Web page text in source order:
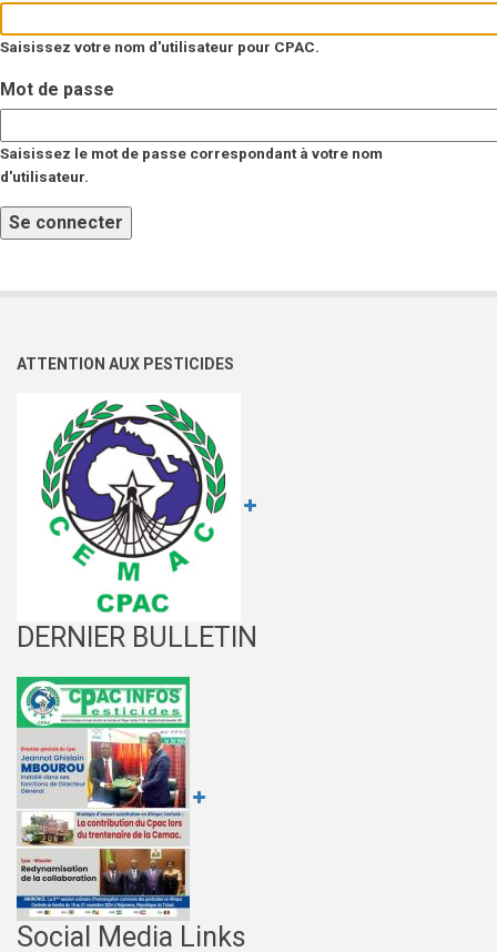
Saisissez votre nom d'utilisateur pour CPAC.
Mot de passe
Saisissez le mot de passe correspondant à votre nom
d'utilisateur.
ATTENTION AUX PESTICIDES
DERNIER BULLETIN
Social Media Links